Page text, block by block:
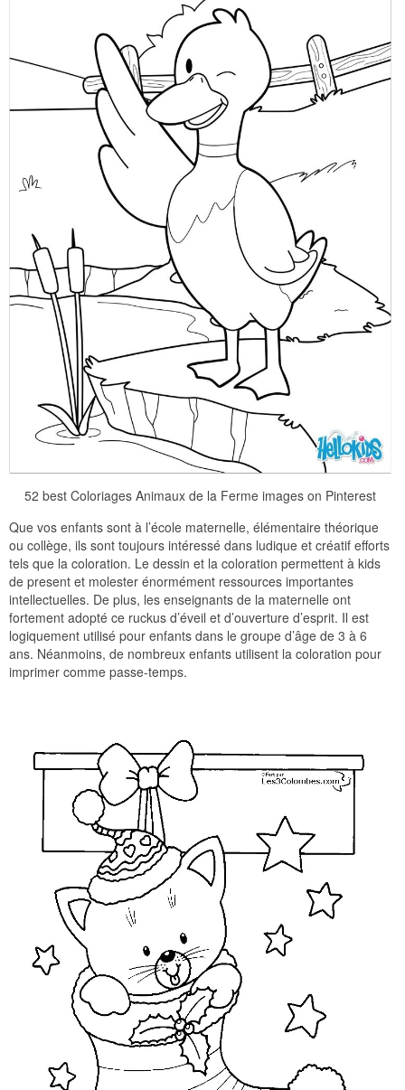
52 best Coloriages Animaux de la Ferme images on Pinterest
Que vos enfants sont à l’école maternelle, élémentaire théorique
ou collège, ils sont toujours intéressé dans ludique et créatif efforts
tels que la coloration. Le dessin et la coloration permettent à kids
de present et molester énormément ressources importantes
intellectuelles. De plus, les enseignants de la maternelle ont
fortement adopté ce ruckus d’éveil et d’ouverture d’esprit. Il est
logiquement utilisé pour enfants dans le groupe d’âge de 3 à 6
ans. Néanmoins, de nombreux enfants utilisent la coloration pour
imprimer comme passe-temps.